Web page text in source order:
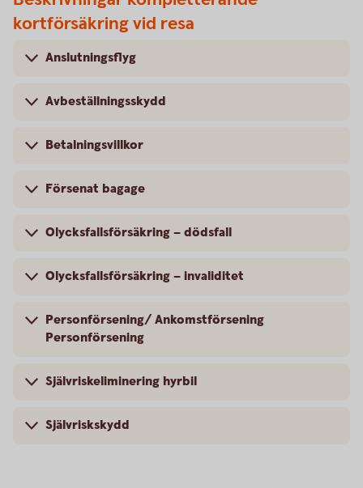
kortförsäkring vid resa
Anslutningsflyg
Avbeställningsskydd
Betalningsvillkor
Försenat bagage
Olycksfallsförsäkring – dödsfall
Olycksfallsförsäkring – invaliditet
Personförsening/ Ankomstförsening
Personförsening
Självriskeliminering hyrbil
Självriskskydd